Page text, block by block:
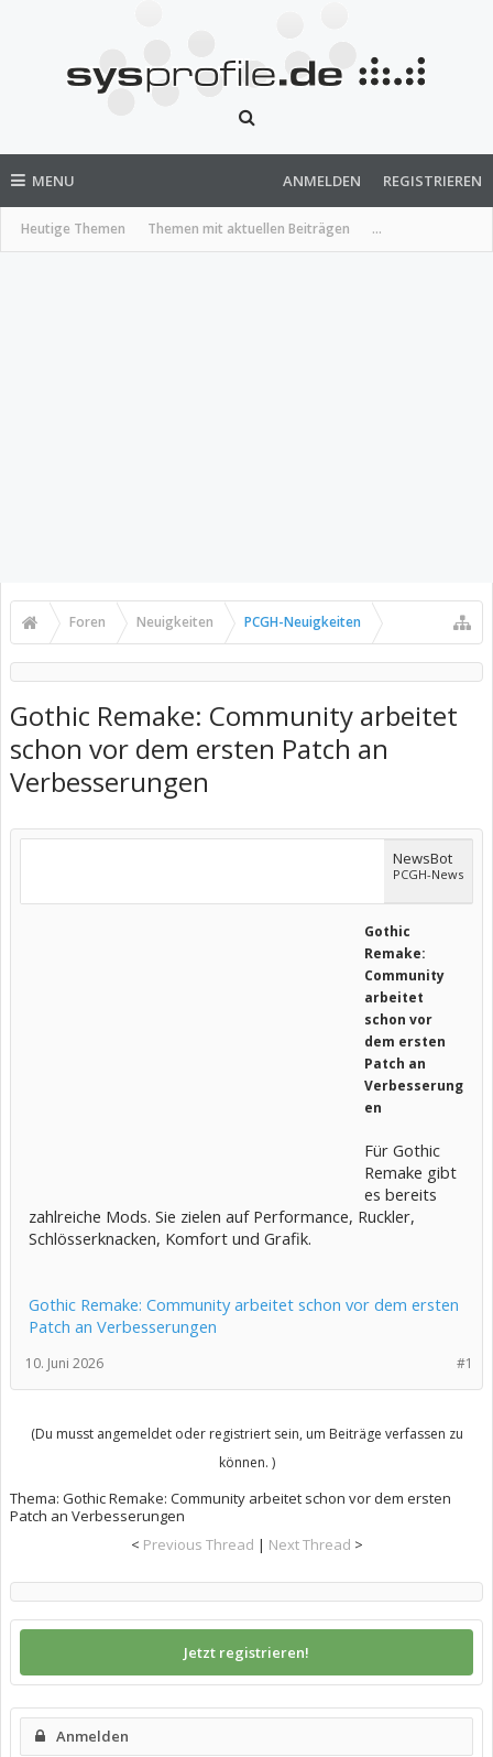
MENU
Heutige Themen Themen mit aktuellen Beiträgen ...
ANMELDEN REGISTRIEREN
Foren Neuigkeiten PCGH-Neuigkeiten
Gothic Remake: Community arbeitet
schon vor dem ersten Patch an
Verbesserungen
NewsBot
PCGH-News
Gothic
Remake:
Community
arbeitet
schon vor
dem ersten
Patch an
Verbesserung
en
Für Gothic
Remake gibt
es bereits
zahlreiche Mods. Sie zielen auf Performance, Ruckler,
Schlösserknacken, Komfort und Grafik.
Gothic Remake: Community arbeitet schon vor dem ersten
Patch an Verbesserungen
#1
10. Juni 2026
(Du musst angemeldet oder registriert sein, um Beiträge verfassen zu
können. )
Thema: Gothic Remake: Community arbeitet schon vor dem ersten
Patch an Verbesserungen
< Previous Thread | Next Thread >
Jetzt registrieren!
Anmelden